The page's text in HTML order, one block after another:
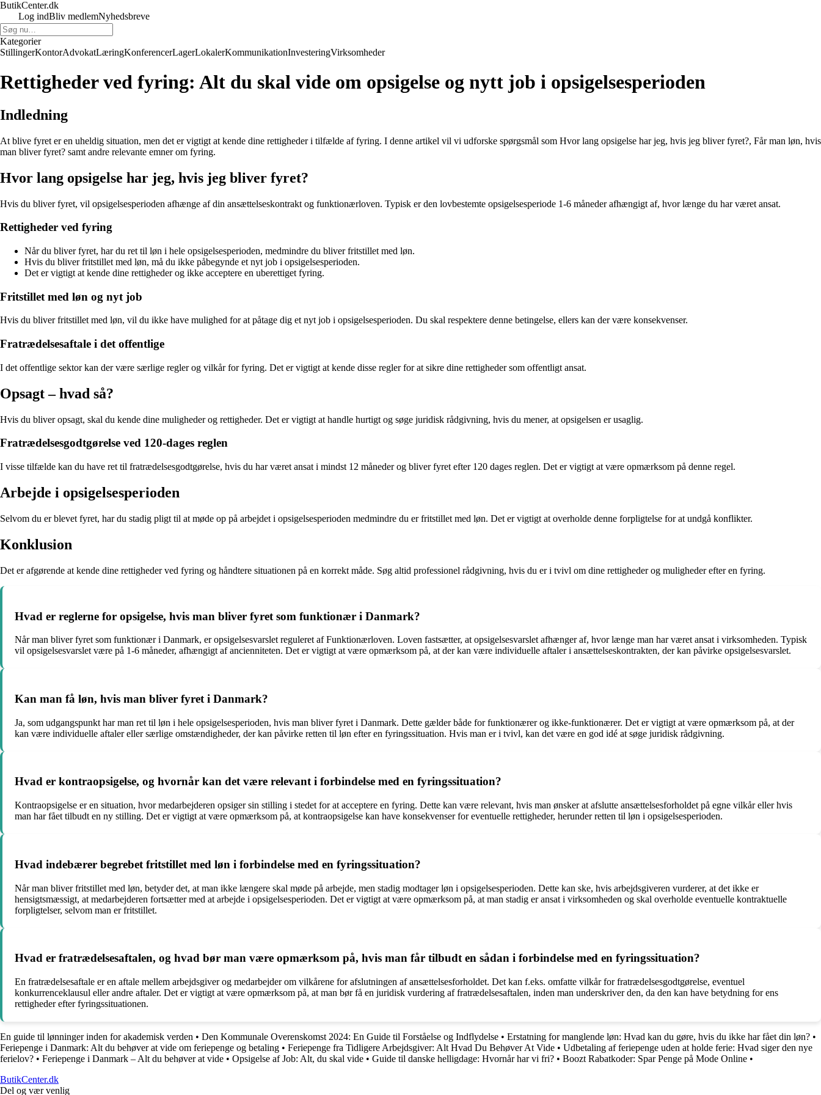
ButikCenter.dk
Log indBliv medlemNyhedsbreve
Kategorier
StillingerKontorAdvokatLæringKonferencerLagerLokalerKommunikationInvesteringVirksomheder
Rettigheder ved fyring: Alt du skal vide om opsigelse og nytt job i opsigelsesperioden
Indledning
At blive fyret er en uheldig situation, men det er vigtigt at kende dine rettigheder i tilfælde af fyring. I denne artikel vil vi udforske spørgsmål som Hvor lang opsigelse har jeg, hvis jeg bliver fyret?, Får man løn, hvis
man bliver fyret? samt andre relevante emner om fyring.
Hvor lang opsigelse har jeg, hvis jeg bliver fyret?
Hvis du bliver fyret, vil opsigelsesperioden afhænge af din ansættelseskontrakt og funktionærloven. Typisk er den lovbestemte opsigelsesperiode 1-6 måneder afhængigt af, hvor længe du har været ansat.
Rettigheder ved fyring
Når du bliver fyret, har du ret til løn i hele opsigelsesperioden, medmindre du bliver fritstillet med løn.
Hvis du bliver fritstillet med løn, må du ikke påbegynde et nyt job i opsigelsesperioden.
Det er vigtigt at kende dine rettigheder og ikke acceptere en uberettiget fyring.
Fritstillet med løn og nyt job
Hvis du bliver fritstillet med løn, vil du ikke have mulighed for at påtage dig et nyt job i opsigelsesperioden. Du skal respektere denne betingelse, ellers kan der være konsekvenser.
Fratrædelsesaftale i det offentlige
I det offentlige sektor kan der være særlige regler og vilkår for fyring. Det er vigtigt at kende disse regler for at sikre dine rettigheder som offentligt ansat.
Opsagt – hvad så?
Hvis du bliver opsagt, skal du kende dine muligheder og rettigheder. Det er vigtigt at handle hurtigt og søge juridisk rådgivning, hvis du mener, at opsigelsen er usaglig.
Fratrædelsesgodtgørelse ved 120-dages reglen
I visse tilfælde kan du have ret til fratrædelsesgodtgørelse, hvis du har været ansat i mindst 12 måneder og bliver fyret efter 120 dages reglen. Det er vigtigt at være opmærksom på denne regel.
Arbejde i opsigelsesperioden
Selvom du er blevet fyret, har du stadig pligt til at møde op på arbejdet i opsigelsesperioden medmindre du er fritstillet med løn. Det er vigtigt at overholde denne forpligtelse for at undgå konflikter.
Konklusion
Det er afgørende at kende dine rettigheder ved fyring og håndtere situationen på en korrekt måde. Søg altid professionel rådgivning, hvis du er i tvivl om dine rettigheder og muligheder efter en fyring.
Hvad er reglerne for opsigelse, hvis man bliver fyret som funktionær i Danmark?
Når man bliver fyret som funktionær i Danmark, er opsigelsesvarslet reguleret af Funktionærloven. Loven fastsætter, at opsigelsesvarslet afhænger af, hvor længe man har været ansat i virksomheden. Typisk
vil opsigelsesvarslet være på 1-6 måneder, afhængigt af ancienniteten. Det er vigtigt at være opmærksom på, at der kan være individuelle aftaler i ansættelseskontrakten, der kan påvirke opsigelsesvarslet.
Kan man få løn, hvis man bliver fyret i Danmark?
Ja, som udgangspunkt har man ret til løn i hele opsigelsesperioden, hvis man bliver fyret i Danmark. Dette gælder både for funktionærer og ikke-funktionærer. Det er vigtigt at være opmærksom på, at der
kan være individuelle aftaler eller særlige omstændigheder, der kan påvirke retten til løn efter en fyringssituation. Hvis man er i tvivl, kan det være en god idé at søge juridisk rådgivning.
Hvad er kontraopsigelse, og hvornår kan det være relevant i forbindelse med en fyringssituation?
Kontraopsigelse er en situation, hvor medarbejderen opsiger sin stilling i stedet for at acceptere en fyring. Dette kan være relevant, hvis man ønsker at afslutte ansættelsesforholdet på egne vilkår eller hvis
man har fået tilbudt en ny stilling. Det er vigtigt at være opmærksom på, at kontraopsigelse kan have konsekvenser for eventuelle rettigheder, herunder retten til løn i opsigelsesperioden.
Hvad indebærer begrebet fritstillet med løn i forbindelse med en fyringssituation?
Når man bliver fritstillet med løn, betyder det, at man ikke længere skal møde på arbejde, men stadig modtager løn i opsigelsesperioden. Dette kan ske, hvis arbejdsgiveren vurderer, at det ikke er
hensigtsmæssigt, at medarbejderen fortsætter med at arbejde i opsigelsesperioden. Det er vigtigt at være opmærksom på, at man stadig er ansat i virksomheden og skal overholde eventuelle kontraktuelle
forpligtelser, selvom man er fritstillet.
Hvad er fratrædelsesaftalen, og hvad bør man være opmærksom på, hvis man får tilbudt en sådan i forbindelse med en fyringssituation?
En fratrædelsesaftale er en aftale mellem arbejdsgiver og medarbejder om vilkårene for afslutningen af ansættelsesforholdet. Det kan f.eks. omfatte vilkår for fratrædelsesgodtgørelse, eventuel
konkurrenceklausul eller andre aftaler. Det er vigtigt at være opmærksom på, at man bør få en juridisk vurdering af fratrædelsesaftalen, inden man underskriver den, da den kan have betydning for ens
rettigheder efter fyringssituationen.
En guide til lønninger inden for akademisk verden • Den Kommunale Overenskomst 2024: En Guide til Forståelse og Indflydelse • Erstatning for manglende løn: Hvad kan du gøre, hvis du ikke har fået din løn? •
Feriepenge i Danmark: Alt du behøver at vide om feriepenge og betaling • Feriepenge fra Tidligere Arbejdsgiver: Alt Hvad Du Behøver At Vide • Udbetaling af feriepenge uden at holde ferie: Hvad siger den nye
ferielov? • Feriepenge i Danmark – Alt du behøver at vide • Opsigelse af Job: Alt, du skal vide • Guide til danske helligdage: Hvornår har vi fri? • Boozt Rabatkoder: Spar Penge på Mode Online •
ButikCenter.dk
Del og vær venlig